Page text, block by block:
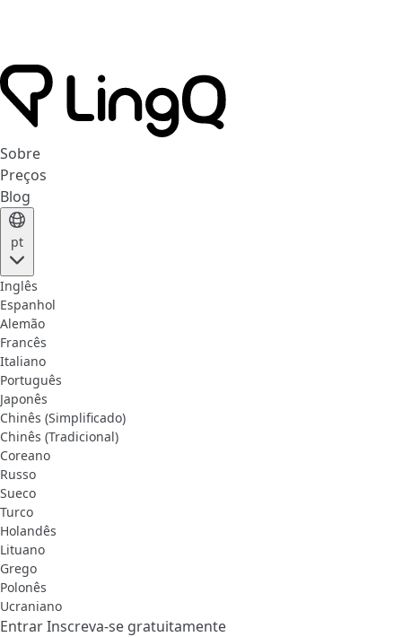
Sobre
Preços
Blog
pt
Inglês
Espanhol
Alemão
Francês
Italiano
Português
Japonês
Chinês (Simplificado)
Chinês (Tradicional)
Coreano
Russo
Sueco
Turco
Holandês
Lituano
Grego
Polonês
Ucraniano
EntrarInscreva-se gratuitamente